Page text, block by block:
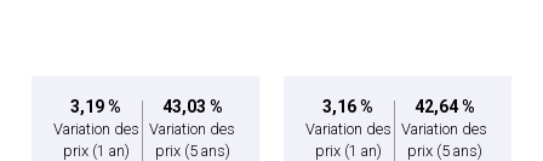
3,19 %
Variation des
prix (1 an)
43,03 %
Variation des
prix (5 ans)
3,16 %
Variation des
prix (1 an)
42,64 %
Variation des
prix (5 ans)